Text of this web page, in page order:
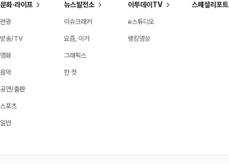
문화·라이프
관광
방송/TV
영화
음악
공연/출판
스포츠
일반
뉴스발전소
이슈크래커
요즘, 이거
그래픽스
한 컷
이투데이TV
e스튜디오
랭킹영상
스페셜리포트